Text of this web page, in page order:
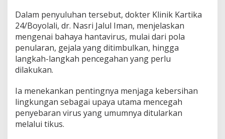
a
l
P
e
n
c
a
h
a
n
Dalam penyuluhan tersebut, dokter Klinik Kartika
24/Boyolali, dr. Nasri Jalul Iman, menjelaskan
mengenai bahaya hantavirus, mulai dari pola
penularan, gejala yang ditimbulkan, hingga
langkah-langkah pencegahan yang perlu
dilakukan.
Ia menekankan pentingnya menjaga kebersihan
lingkungan sebagai upaya utama mencegah
penyebaran virus yang umumnya ditularkan
melalui tikus.